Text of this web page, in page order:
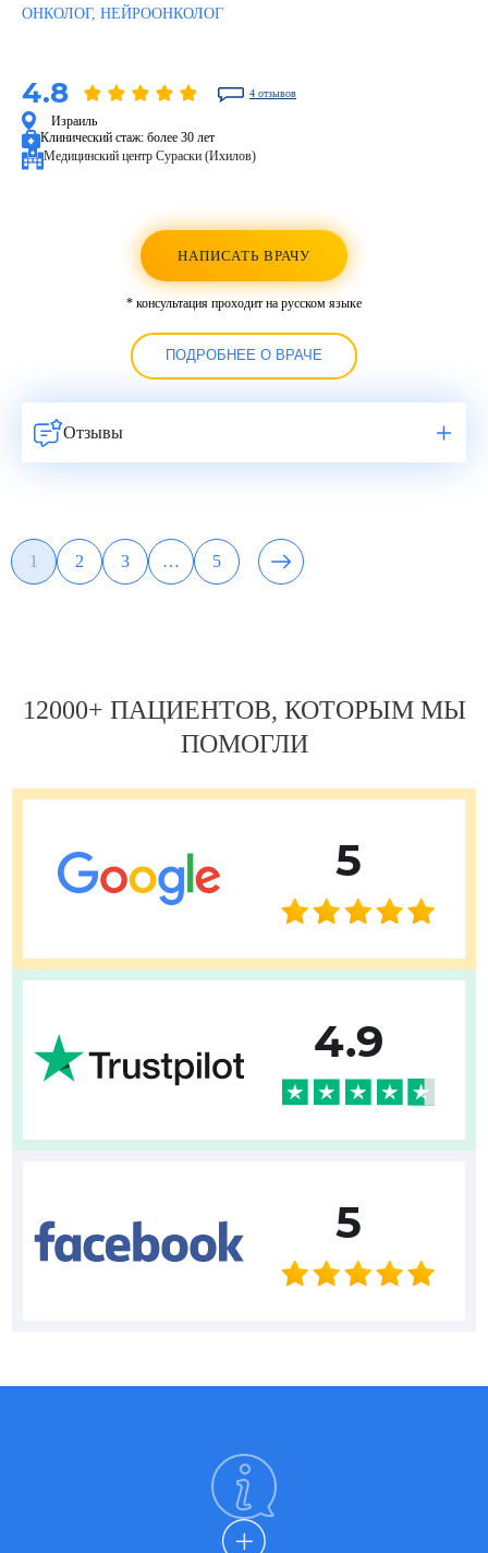
ОНКОЛОГ, НЕЙРООНКОЛОГ
4.8 4 отзывов
Израиль
Клинический стаж: более 30 лет
Медицинский центр Сураски (Ихилов)
НАПИСАТЬ ВРАЧУ
* консультация проходит на русском языке
ПОДРОБНЕЕ О ВРАЧЕ
Отзывы
Навигация
по Страница
1
Страница
2
Страница
3 …
Страница
5
12000+ ПАЦИЕНТОВ, КОТОРЫМ МЫ
ПОМОГЛИ
5
4.9
5